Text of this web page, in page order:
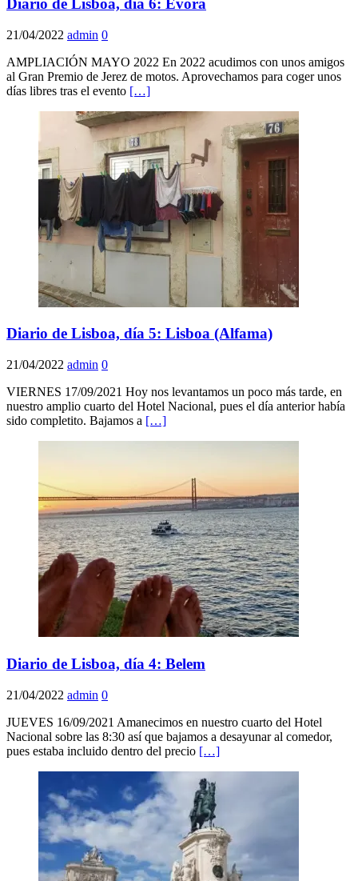
Diario de Lisboa, día 6: Évora
21/04/2022 admin 0
AMPLIACIÓN MAYO 2022 En 2022 acudimos con unos amigos
al Gran Premio de Jerez de motos. Aprovechamos para coger unos
días libres tras el evento […]
Diario de Lisboa, día 5: Lisboa (Alfama)
21/04/2022 admin 0
VIERNES 17/09/2021 Hoy nos levantamos un poco más tarde, en
nuestro amplio cuarto del Hotel Nacional, pues el día anterior había
sido completito. Bajamos a […]
Diario de Lisboa, día 4: Belem
21/04/2022 admin 0
JUEVES 16/09/2021 Amanecimos en nuestro cuarto del Hotel
Nacional sobre las 8:30 así que bajamos a desayunar al comedor,
pues estaba incluido dentro del precio […]